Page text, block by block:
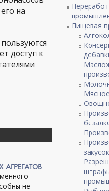
на
доступ к
не
Пищевая
закусок